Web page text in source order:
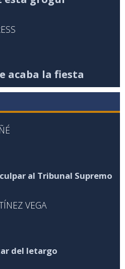
acaba la fiesta
al Tribunal Supremo
VEGA
del letargo